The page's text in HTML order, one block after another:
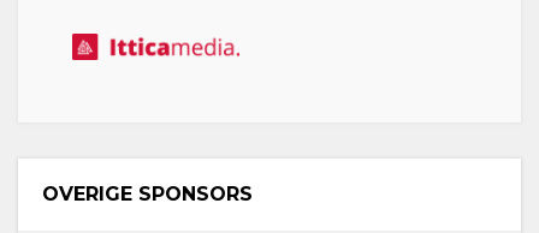
OVERIGE SPONSORS